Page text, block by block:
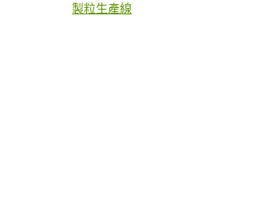
製粒生產線